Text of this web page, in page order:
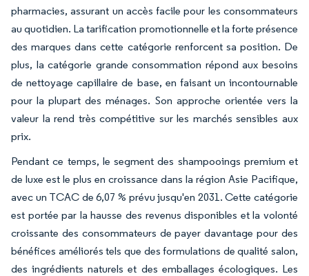
pharmacies, assurant un accès facile pour les consommateurs
au quotidien. La tarification promotionnelle et la forte présence
des marques dans cette catégorie renforcent sa position. De
plus, la catégorie grande consommation répond aux besoins
de nettoyage capillaire de base, en faisant un incontournable
pour la plupart des ménages. Son approche orientée vers la
valeur la rend très compétitive sur les marchés sensibles aux
prix.
Pendant ce temps, le segment des shampooings premium et
de luxe est le plus en croissance dans la région Asie Pacifique,
avec un TCAC de 6,07 % prévu jusqu'en 2031. Cette catégorie
est portée par la hausse des revenus disponibles et la volonté
croissante des consommateurs de payer davantage pour des
bénéfices améliorés tels que des formulations de qualité salon,
des ingrédients naturels et des emballages écologiques. Les